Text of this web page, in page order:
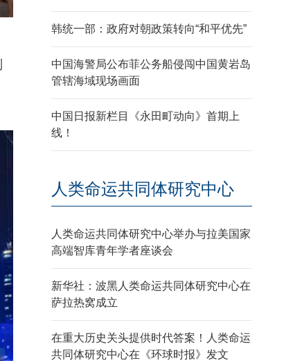
韩统一部：政府对朝政策转向“和平优先”
中国海警局公布菲公务船侵闯中国黄岩岛
管辖海域现场画面
中国日报新栏目《永田町动向》首期上
线！
人类命运共同体研究中心
人类命运共同体研究中心举办与拉美国家
高端智库青年学者座谈会
新华社：波黑人类命运共同体研究中心在
萨拉热窝成立
在重大历史关头提供时代答案！人类命运
共同体研究中心在《环球时报》发文